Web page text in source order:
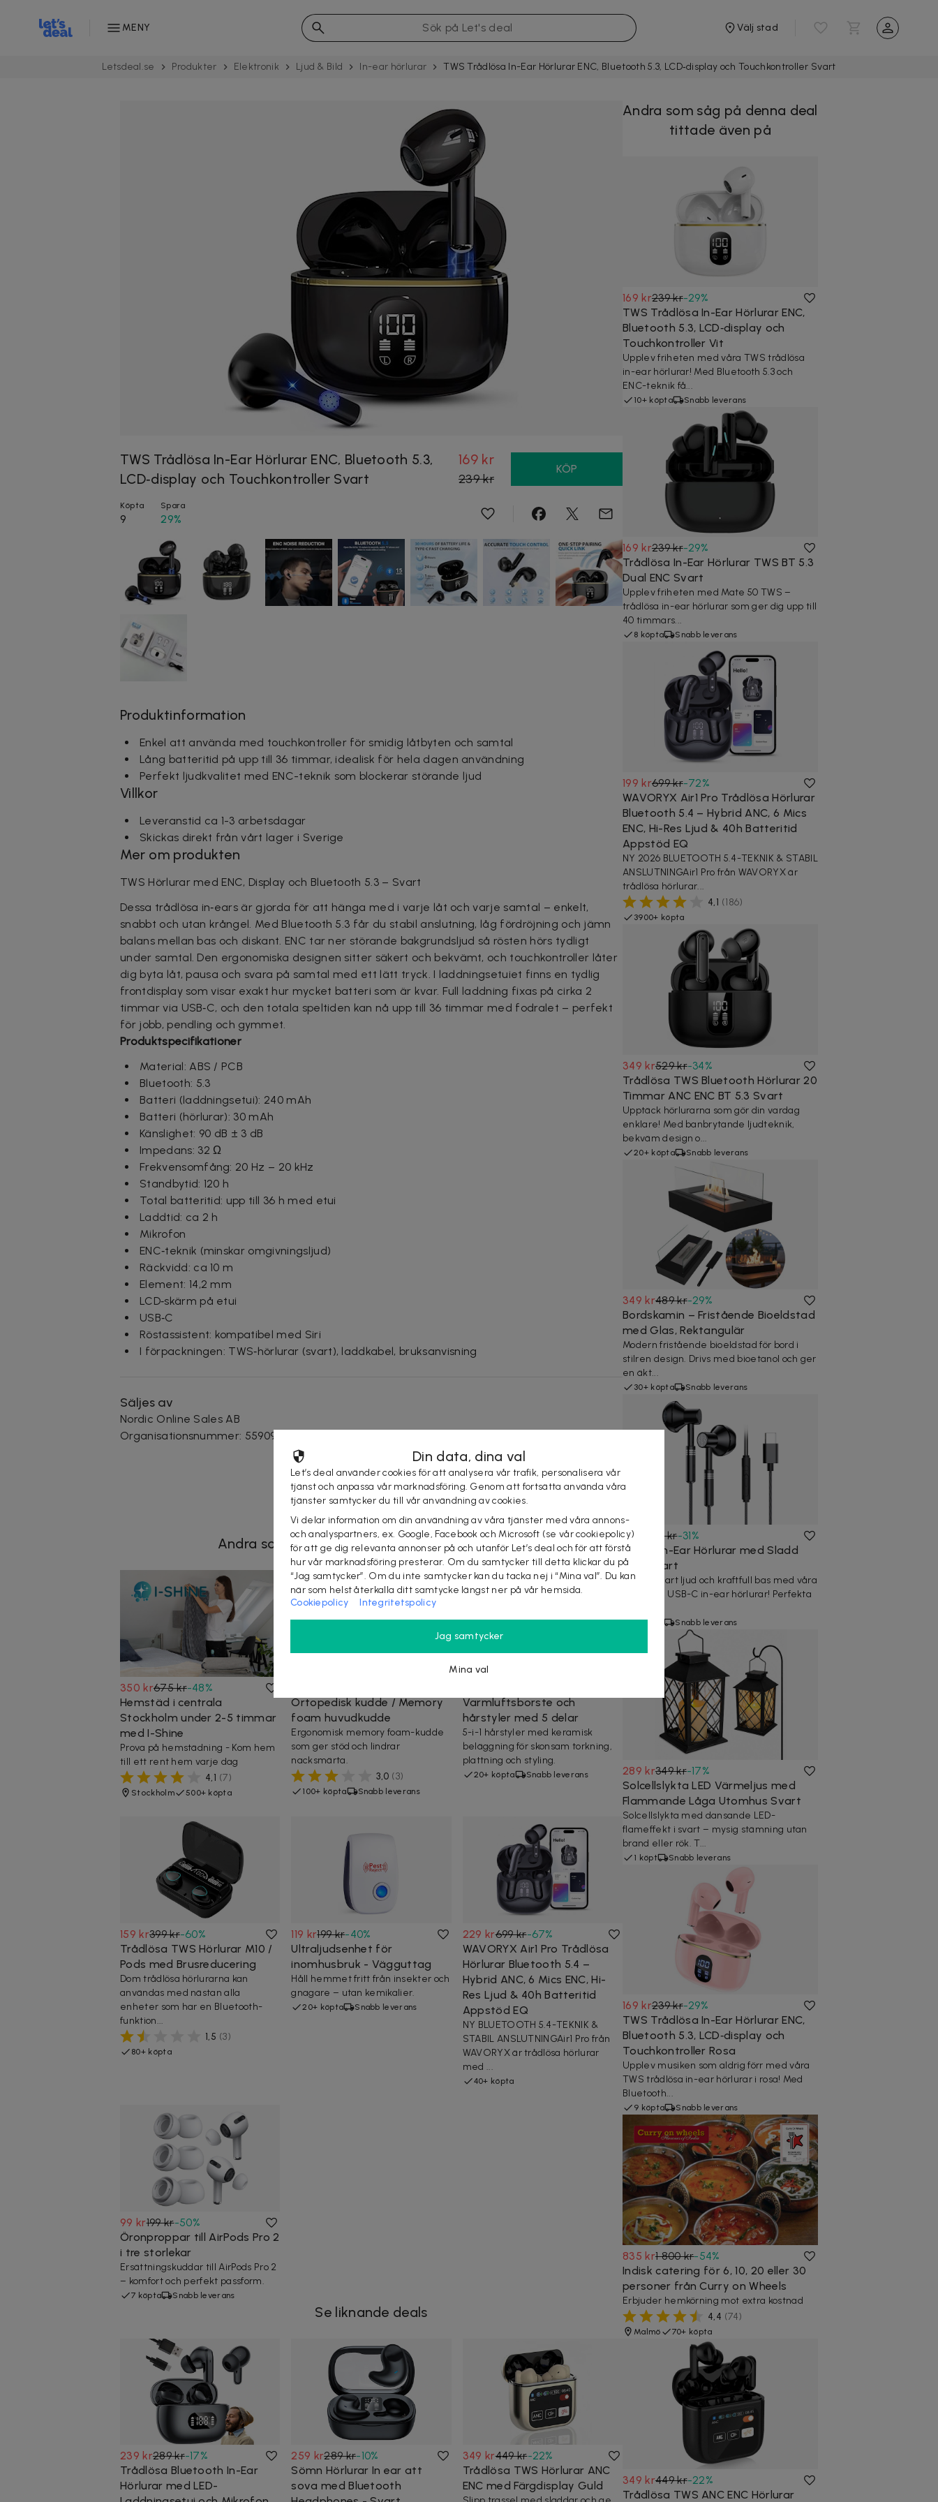
MENY Välj stad
Letsdeal.se Produkter Elektronik Ljud & Bild In-ear hörlurar TWS Trådlösa In-Ear Hörlurar ENC, Bluetooth 5.3, LCD‑display och Touchkontroller Svart
TWS Trådlösa In-Ear Hörlurar ENC, Bluetooth 5.3,
LCD‑display och Touchkontroller Svart
169 kr
239 kr
KÖP
Köpta
9
Spara
29%
Produktinformation
Enkel att använda med touchkontroller för smidig låtbyten och samtal
Lång batteritid på upp till 36 timmar, idealisk för hela dagen användning
Perfekt ljudkvalitet med ENC-teknik som blockerar störande ljud
Villkor
Leveranstid ca 1-3 arbetsdagar
Skickas direkt från vårt lager i Sverige
Mer om produkten
TWS Hörlurar med ENC, Display och Bluetooth 5.3 – Svart
Dessa trådlösa in‑ears är gjorda för att hänga med i varje låt och varje samtal – enkelt,
snabbt och utan krångel. Med Bluetooth 5.3 får du stabil anslutning, låg fördröjning och jämn
balans mellan bas och diskant. ENC tar ner störande bakgrundsljud så rösten hörs tydligt
under samtal. Den ergonomiska designen sitter säkert och bekvämt, och touchkontroller låter
dig byta låt, pausa och svara på samtal med ett lätt tryck. I laddningsetuiet finns en tydlig
frontdisplay som visar exakt hur mycket batteri som är kvar. Full laddning fixas på cirka 2
timmar via USB‑C, och den totala speltiden kan nå upp till 36 timmar med fodralet – perfekt
för jobb, pendling och gymmet.
Produktspecifikationer
Material: ABS / PCB
Bluetooth: 5.3
Batteri (laddningsetui): 240 mAh
Batteri (hörlurar): 30 mAh
Känslighet: 90 dB ± 3 dB
Impedans: 32 Ω
Frekvensomfång: 20 Hz – 20 kHz
Standbytid: 120 h
Total batteritid: upp till 36 h med etui
Laddtid: ca 2 h
Mikrofon
ENC‑teknik (minskar omgivningsljud)
Räckvidd: ca 10 m
Element: 14,2 mm
LCD‑skärm på etui
USB‑C
Röstassistent: kompatibel med Siri
I förpackningen: TWS‑hörlurar (svart), laddkabel, bruksanvisning
Säljes av
Nordic Online Sales AB
Organisationsnummer: 559098-7318
KÖP
Andra som kollat på dealen ovan tittar även på
350 kr675 kr-48%
Hemstäd i centrala
Stockholm under 2-5 timmar
med I-Shine
Prova på hemstädning - Kom hem
till ett rent hem varje dag
4,1 (7)
Stockholm 500+ köpta
Ortopedisk kudde / Memory
foam huvudkudde
Ergonomisk memory foam-kudde
som ger stöd och lindrar
nacksmärta.
3,0 (3)
100+ köpta Snabb leverans
Varmluftsborste och
hårstyler med 5 delar
5-i-1 hårstyler med keramisk
beläggning för skonsam torkning,
plattning och styling.
20+ köpta Snabb leverans
159 kr399 kr-60%
Trådlösa TWS Hörlurar M10 /
Pods med Brusreducering
Dom trådlösa hörlurarna kan
användas med nästan alla
enheter som har en Bluetooth-
funktion...
1,5 (3)
80+ köpta
119 kr199 kr-40%
Ultraljudsenhet för
inomhusbruk - Vägguttag
Håll hemmet fritt från insekter och
gnagare – utan kemikalier.
20+ köpta Snabb leverans
229 kr699 kr-67%
WAVORYX Air1 Pro Trådlösa
Hörlurar Bluetooth 5.4 –
Hybrid ANC, 6 Mics ENC, Hi-
Res Ljud & 40h Batteritid
Appstöd EQ
NY BLUETOOTH 5.4-TEKNIK &
STABIL ANSLUTNINGAir1 Pro från
WAVORYX är trådlösa hörlurar
med ...
40+ köpta
99 kr199 kr-50%
Öronproppar till AirPods Pro 2
i tre storlekar
Ersättningskuddar till AirPods Pro 2
– komfort och perfekt passform.
7 köpta Snabb leverans
Se liknande deals
239 kr289 kr-17%
Trådlösa Bluetooth In-Ear
Hörlurar med LED-
259 kr289 kr-10%
Sömn Hörlurar In ear att
sova med Bluetooth
349 kr449 kr-22%
Trådlösa TWS Hörlurar ANC
ENC med Färgdisplay Guld
Andra som såg på denna deal
tittade även på
169 kr239 kr-29%
TWS Trådlösa In-Ear Hörlurar ENC,
Bluetooth 5.3, LCD‑display och
Touchkontroller Vit
Upplev friheten med våra TWS trådlösa
in-ear hörlurar! Med Bluetooth 5.3 och
ENC-teknik få...
10+ köpta Snabb leverans
169 kr239 kr-29%
Trådlösa In-Ear Hörlurar TWS BT 5.3
Dual ENC Svart
Upplev friheten med Mate 50 TWS –
trådlösa in-ear hörlurar som ger dig upp till
40 timmars...
8 köpta Snabb leverans
199 kr699 kr-72%
WAVORYX Air1 Pro Trådlösa Hörlurar
Bluetooth 5.4 – Hybrid ANC, 6 Mics
ENC, Hi-Res Ljud & 40h Batteritid
Appstöd EQ
NY 2026 BLUETOOTH 5.4-TEKNIK & STABIL
ANSLUTNINGAir1 Pro från WAVORYX är
trådlösa hörlurar...
4,1 (186)
3900+ köpta
349 kr529 kr-34%
Trådlösa TWS Bluetooth Hörlurar 20
Timmar ANC ENC BT 5.3 Svart
Upptäck hörlurarna som gör din vardag
enklare! Med banbrytande ljudteknik,
bekväm design o...
20+ köpta Snabb leverans
349 kr489 kr-29%
Bordskamin – Fristående Bioeldstad
med Glas, Rektangulär
Modern fristående bioeldstad för bord i
stilren design. Drivs med bioetanol och ger
en äkt...
30+ köpta Snabb leverans
89 kr 129 kr-31%
USB-C In-Ear Hörlurar med Sladd
DAC Svart
Upplev klart ljud och kraftfull bas med våra
prisvärda USB-C in-ear hörlurar! Perfekta
4 köpta Snabb leverans
289 kr349 kr-17%
Solcellslykta LED Värmeljus med
Flammande Låga Utomhus Svart
Solcellslykta med dansande LED-
flameffekt i svart – mysig stämning utan
brand eller rök. T...
1 köpt Snabb leverans
169 kr239 kr-29%
TWS Trådlösa In-Ear Hörlurar ENC,
Bluetooth 5.3, LCD‑display och
Touchkontroller Rosa
Upplev musiken som aldrig förr med våra
TWS trådlösa in-ear hörlurar i rosa! Med
Bluetooth...
9 köpta Snabb leverans
835 kr1 800 kr-54%
Indisk catering för 6, 10, 20 eller 30
personer från Curry on Wheels
Erbjuder hemkörning mot extra kostnad
4,4 (74)
Malmö 70+ köpta
349 kr449 kr-22%
Trådlösa TWS ANC ENC Hörlurar
Din data, dina val
Let’s deal använder cookies för att analysera vår trafik, personalisera vår
tjänst och anpassa vår marknadsföring. Genom att fortsätta använda våra
tjänster samtycker du till vår användning av cookies.
Vi delar information om din användning av våra tjänster med våra annons-
och analyspartners, ex. Google, Facebook och Microsoft (se vår cookiepolicy)
för att ge dig relevanta annonser på och utanför Let’s deal och för att förstå
hur vår marknadsföring presterar. Om du samtycker till detta klickar du på
“Jag samtycker”. Om du inte samtycker kan du tacka nej i “Mina val”. Du kan
när som helst återkalla ditt samtycke längst ner på vår hemsida.
Cookiepolicy
Integritetspolicy
Jag samtycker
Mina val